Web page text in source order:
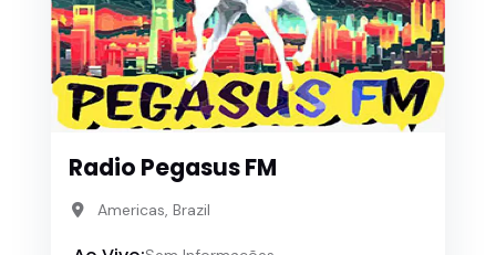
Radio Pegasus FM
Americas, Brazil